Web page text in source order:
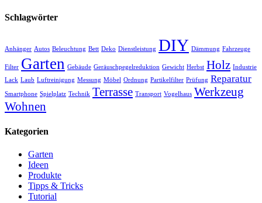
Schlagwörter
Anhänger Autos Beleuchtung Bett Deko Dienstleistung DIY Dämmung Fahrzeuge
Filter Garten Gebäude Geräuschpegelreduktion Gewicht Herbst Holz Industrie
Lack Laub Luftreinigung Messung Möbel Ordnung Partikelfilter Prüfung Reparatur
Smartphone Spielplatz Technik Terrasse Transport Vogelhaus Werkzeug
Wohnen
Kategorien
Garten
Ideen
Produkte
Tipps & Tricks
Tutorial